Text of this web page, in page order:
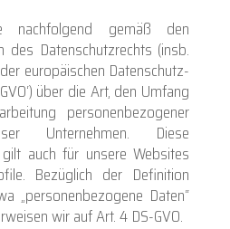
nachfolgend gemäß den
des Datenschutzrechts (insb.
europäischen Datenschutz-
über die Art, den Umfang
personenbezogener
Unternehmen. Diese
gilt auch für unsere Websites
Bezüglich der Definition
„personenbezogene Daten“
wir auf Art. 4 DS-GVO.